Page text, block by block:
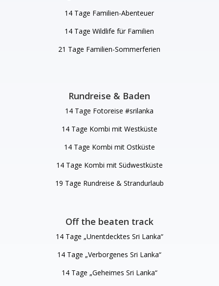
14 Tage Familien-Abenteuer
14 Tage Wildlife für Familien
21 Tage Familien-Sommerferien
Rundreise & Baden
14 Tage Fotoreise #srilanka
14 Tage Kombi mit Westküste
14 Tage Kombi mit Ostküste
14 Tage Kombi mit Südwestküste
19 Tage Rundreise & Strandurlaub
Off the beaten track
14 Tage „Unentdecktes Sri Lanka“
14 Tage „Verborgenes Sri Lanka“
14 Tage „Geheimes Sri Lanka“